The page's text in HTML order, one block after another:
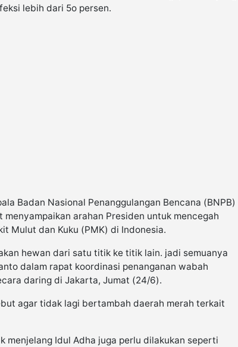
lebih dari 5o persen.
Badan Nasional Penanggulangan Bencana (BNPB)
arahan Presiden untuk mencegah
Mulut dan Kuku (PMK) di Indonesia.
hewan dari satu titik ke titik lain. jadi semuanya
dalam rapat koordinasi penanganan wabah
daring di Jakarta, Jumat (24/6).
agar tidak lagi bertambah daerah merah terkait
menjelang Idul Adha juga perlu dilakukan seperti